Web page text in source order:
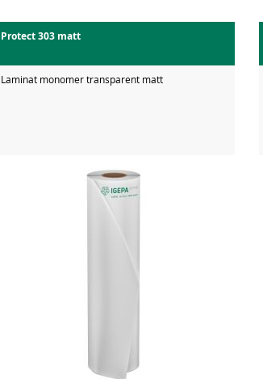
Protect 303 matt
Laminat monomer transparent matt